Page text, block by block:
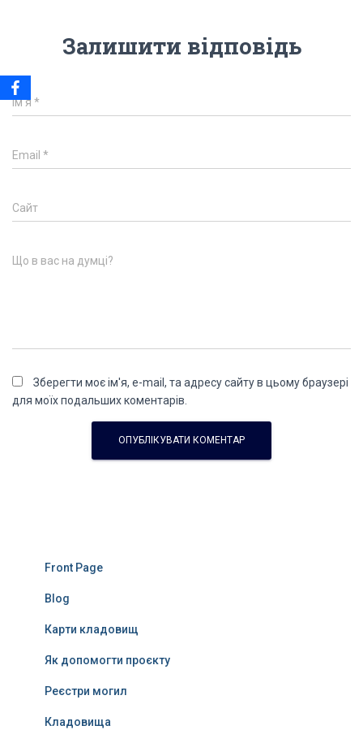
Залишити відповідь
Ім'я *
Email *
Сайт
Що в вас на думці?
Зберегти моє ім'я, e-mail, та адресу сайту в цьому браузері
для моїх подальших коментарів.
Front Page
Blog
Карти кладовищ
Як допомогти проєкту
Реєстри могил
Кладовища